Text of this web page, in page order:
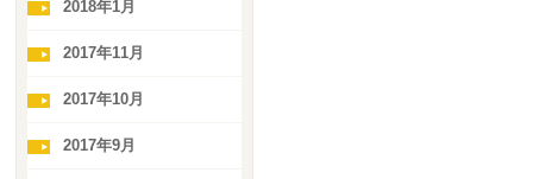
2018年1月
2017年11月
2017年10月
2017年9月